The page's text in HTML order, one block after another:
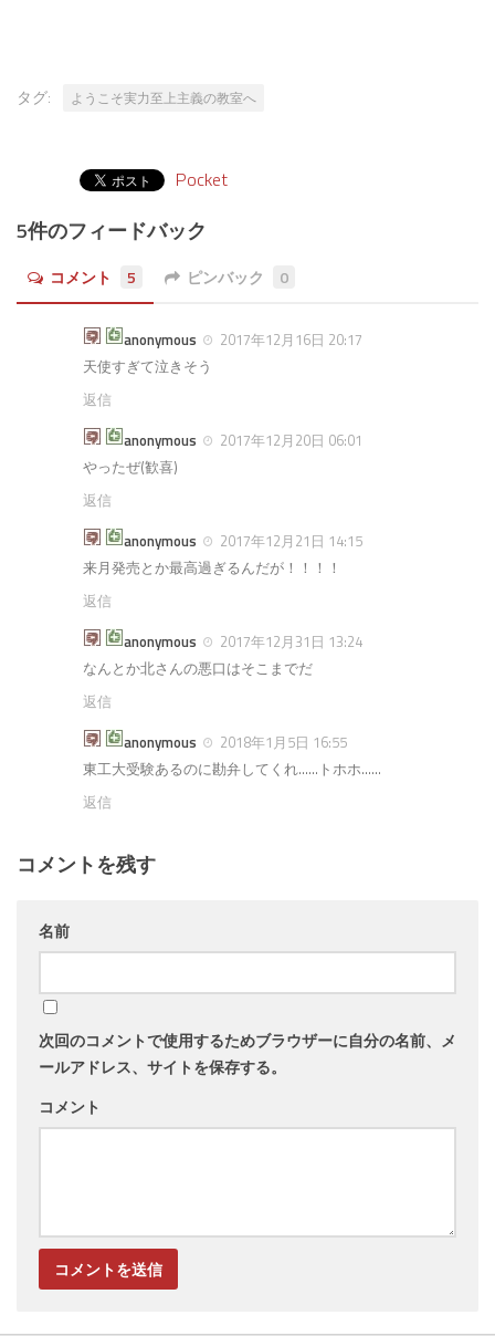
タグ: ようこそ実力至上主義の教室へ
Pocket
5件のフィードバック
コメント 5 ピンバック 0
anonymous
2017年12月16日 20:17
天使すぎて泣きそう
返信
anonymous
2017年12月20日 06:01
やったぜ(歓喜)
返信
anonymous
2017年12月21日 14:15
来月発売とか最高過ぎるんだが！！！！
返信
anonymous
2017年12月31日 13:24
なんとか北さんの悪口はそこまでだ
返信
anonymous
2018年1月5日 16:55
東工大受験あるのに勘弁してくれ……トホホ……
返信
コメントを残す
名前
次回のコメントで使用するためブラウザーに自分の名前、メ
ールアドレス、サイトを保存する。
コメント